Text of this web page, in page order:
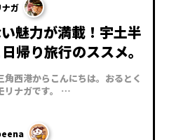
ナガ
魅力が満載！宇土半
帰り旅行のススメ。
角西港からこんにちは。おるとく
リナガです。 …